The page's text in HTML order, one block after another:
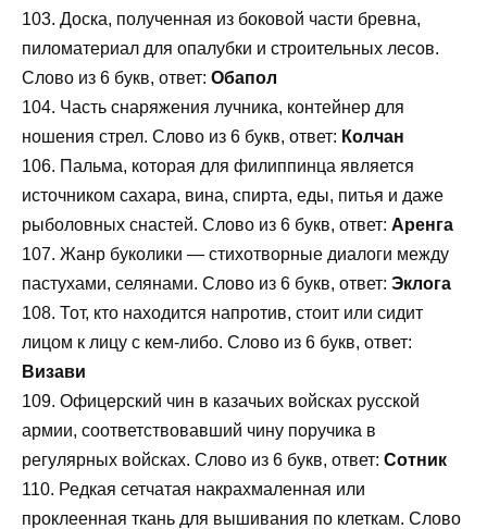
103. Доска, полученная из боковой части бревна,
пиломатериал для опалубки и строительных лесов.
Слово из 6 букв, ответ: Обапол
104. Часть снаряжения лучника, контейнер для
ношения стрел. Слово из 6 букв, ответ: Колчан
106. Пальма, которая для филиппинца является
источником сахара, вина, спирта, еды, питья и даже
рыболовных снастей. Слово из 6 букв, ответ: Аренга
107. Жанр буколики — стихотворные диалоги между
пастухами, селянами. Слово из 6 букв, ответ: Эклога
108. Тот, кто находится напротив, стоит или сидит
лицом к лицу с кем-либо. Слово из 6 букв, ответ:
Визави
109. Офицерский чин в казачьих войсках русской
армии, соответствовавший чину поручика в
регулярных войсках. Слово из 6 букв, ответ: Сотник
110. Редкая сетчатая накрахмаленная или
проклеенная ткань для вышивания по клеткам. Слово